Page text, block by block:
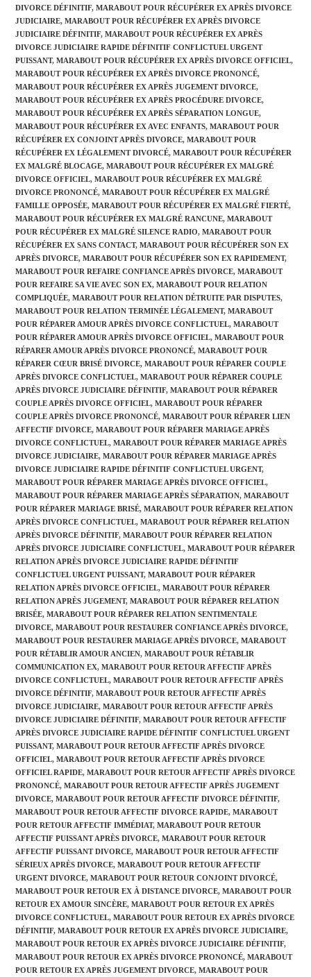
DIVORCE DÉFINITIF, MARABOUT POUR RÉCUPÉRER EX APRÈS DIVORCE
JUDICIAIRE, MARABOUT POUR RÉCUPÉRER EX APRÈS DIVORCE
JUDICIAIRE DÉFINITIF, MARABOUT POUR RÉCUPÉRER EX APRÈS
DIVORCE JUDICIAIRE RAPIDE DÉFINITIF CONFLICTUEL URGENT
PUISSANT, MARABOUT POUR RÉCUPÉRER EX APRÈS DIVORCE OFFICIEL,
MARABOUT POUR RÉCUPÉRER EX APRÈS DIVORCE PRONONCÉ,
MARABOUT POUR RÉCUPÉRER EX APRÈS JUGEMENT DIVORCE,
MARABOUT POUR RÉCUPÉRER EX APRÈS PROCÉDURE DIVORCE,
MARABOUT POUR RÉCUPÉRER EX APRÈS SÉPARATION LONGUE,
MARABOUT POUR RÉCUPÉRER EX AVEC ENFANTS, MARABOUT POUR
RÉCUPÉRER EX CONJOINT APRÈS DIVORCE, MARABOUT POUR
RÉCUPÉRER EX LÉGALEMENT DIVORCÉ, MARABOUT POUR RÉCUPÉRER
EX MALGRÉ BLOCAGE, MARABOUT POUR RÉCUPÉRER EX MALGRÉ
DIVORCE OFFICIEL, MARABOUT POUR RÉCUPÉRER EX MALGRÉ
DIVORCE PRONONCÉ, MARABOUT POUR RÉCUPÉRER EX MALGRÉ
FAMILLE OPPOSÉE, MARABOUT POUR RÉCUPÉRER EX MALGRÉ FIERTÉ,
MARABOUT POUR RÉCUPÉRER EX MALGRÉ RANCUNE, MARABOUT
POUR RÉCUPÉRER EX MALGRÉ SILENCE RADIO, MARABOUT POUR
RÉCUPÉRER EX SANS CONTACT, MARABOUT POUR RÉCUPÉRER SON EX
APRÈS DIVORCE, MARABOUT POUR RÉCUPÉRER SON EX RAPIDEMENT,
MARABOUT POUR REFAIRE CONFIANCE APRÈS DIVORCE, MARABOUT
POUR REFAIRE SA VIE AVEC SON EX, MARABOUT POUR RELATION
COMPLIQUÉE, MARABOUT POUR RELATION DÉTRUITE PAR DISPUTES,
MARABOUT POUR RELATION TERMINÉE LÉGALEMENT, MARABOUT
POUR RÉPARER AMOUR APRÈS DIVORCE CONFLICTUEL, MARABOUT
POUR RÉPARER AMOUR APRÈS DIVORCE OFFICIEL, MARABOUT POUR
RÉPARER AMOUR APRÈS DIVORCE PRONONCÉ, MARABOUT POUR
RÉPARER CŒUR BRISÉ DIVORCE, MARABOUT POUR RÉPARER COUPLE
APRÈS DIVORCE CONFLICTUEL, MARABOUT POUR RÉPARER COUPLE
APRÈS DIVORCE JUDICIAIRE DÉFINITIF, MARABOUT POUR RÉPARER
COUPLE APRÈS DIVORCE OFFICIEL, MARABOUT POUR RÉPARER
COUPLE APRÈS DIVORCE PRONONCÉ, MARABOUT POUR RÉPARER LIEN
AFFECTIF DIVORCE, MARABOUT POUR RÉPARER MARIAGE APRÈS
DIVORCE CONFLICTUEL, MARABOUT POUR RÉPARER MARIAGE APRÈS
DIVORCE JUDICIAIRE, MARABOUT POUR RÉPARER MARIAGE APRÈS
DIVORCE JUDICIAIRE RAPIDE DÉFINITIF CONFLICTUEL URGENT,
MARABOUT POUR RÉPARER MARIAGE APRÈS DIVORCE OFFICIEL,
MARABOUT POUR RÉPARER MARIAGE APRÈS SÉPARATION, MARABOUT
POUR RÉPARER MARIAGE BRISÉ, MARABOUT POUR RÉPARER RELATION
APRÈS DIVORCE CONFLICTUEL, MARABOUT POUR RÉPARER RELATION
APRÈS DIVORCE DÉFINITIF, MARABOUT POUR RÉPARER RELATION
APRÈS DIVORCE JUDICIAIRE CONFLICTUEL, MARABOUT POUR RÉPARER
RELATION APRÈS DIVORCE JUDICIAIRE RAPIDE DÉFINITIF
CONFLICTUEL URGENT PUISSANT, MARABOUT POUR RÉPARER
RELATION APRÈS DIVORCE OFFICIEL, MARABOUT POUR RÉPARER
RELATION APRÈS JUGEMENT, MARABOUT POUR RÉPARER RELATION
BRISÉE, MARABOUT POUR RÉPARER RELATION SENTIMENTALE
DIVORCE, MARABOUT POUR RESTAURER CONFIANCE APRÈS DIVORCE,
MARABOUT POUR RESTAURER MARIAGE APRÈS DIVORCE, MARABOUT
POUR RÉTABLIR AMOUR ANCIEN, MARABOUT POUR RÉTABLIR
COMMUNICATION EX, MARABOUT POUR RETOUR AFFECTIF APRÈS
DIVORCE CONFLICTUEL, MARABOUT POUR RETOUR AFFECTIF APRÈS
DIVORCE DÉFINITIF, MARABOUT POUR RETOUR AFFECTIF APRÈS
DIVORCE JUDICIAIRE, MARABOUT POUR RETOUR AFFECTIF APRÈS
DIVORCE JUDICIAIRE DÉFINITIF, MARABOUT POUR RETOUR AFFECTIF
APRÈS DIVORCE JUDICIAIRE RAPIDE DÉFINITIF CONFLICTUEL URGENT
PUISSANT, MARABOUT POUR RETOUR AFFECTIF APRÈS DIVORCE
OFFICIEL, MARABOUT POUR RETOUR AFFECTIF APRÈS DIVORCE
OFFICIEL RAPIDE, MARABOUT POUR RETOUR AFFECTIF APRÈS DIVORCE
PRONONCÉ, MARABOUT POUR RETOUR AFFECTIF APRÈS JUGEMENT
DIVORCE, MARABOUT POUR RETOUR AFFECTIF DIVORCE DÉFINITIF,
MARABOUT POUR RETOUR AFFECTIF DIVORCE RAPIDE, MARABOUT
POUR RETOUR AFFECTIF IMMÉDIAT, MARABOUT POUR RETOUR
AFFECTIF PUISSANT APRÈS DIVORCE, MARABOUT POUR RETOUR
AFFECTIF PUISSANT DIVORCE, MARABOUT POUR RETOUR AFFECTIF
SÉRIEUX APRÈS DIVORCE, MARABOUT POUR RETOUR AFFECTIF
URGENT DIVORCE, MARABOUT POUR RETOUR CONJOINT DIVORCÉ,
MARABOUT POUR RETOUR EX À DISTANCE DIVORCE, MARABOUT POUR
RETOUR EX AMOUR SINCÈRE, MARABOUT POUR RETOUR EX APRÈS
DIVORCE CONFLICTUEL, MARABOUT POUR RETOUR EX APRÈS DIVORCE
DÉFINITIF, MARABOUT POUR RETOUR EX APRÈS DIVORCE JUDICIAIRE,
MARABOUT POUR RETOUR EX APRÈS DIVORCE JUDICIAIRE DÉFINITIF,
MARABOUT POUR RETOUR EX APRÈS DIVORCE PRONONCÉ, MARABOUT
POUR RETOUR EX APRÈS JUGEMENT DIVORCE, MARABOUT POUR